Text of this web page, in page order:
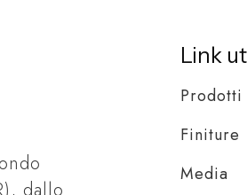
Link
Prodotti
Finiture
Media